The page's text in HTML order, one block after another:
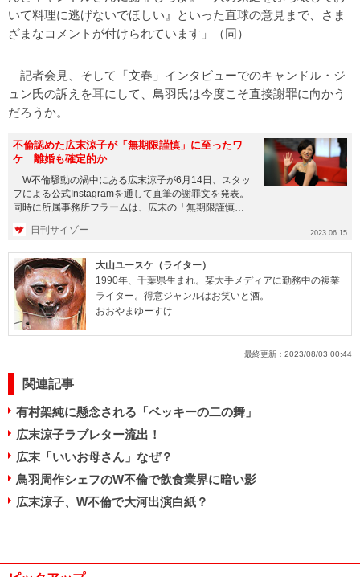
いて料理に逃げないでほしい』といった直球の意見まで、さま
ざまなコメントが付けられています」（同）
記者会見、そして「文春」インタビューでのキャンドル・ジ
ュン氏の訴えを耳にして、鳥羽氏は今度こそ直接謝罪に向かう
だろうか。
不倫認めた広末涼子が「無期限謹慎」に至ったワ
ケ 離婚も確定的か
W不倫騒動の渦中にある広末涼子が6月14日、スタッ
フによる公式Instagramを通して直筆の謝罪文を発表。
同時に所属事務所フラームは、広末の「無期限謹慎処
日刊サイゾー 2023.06.15
大山ユースケ（ライター）
1990年、千葉県生まれ。某大手メディアに勤務中の複業
ライター。得意ジャンルはお笑いと酒。
おおやまゆーすけ
最終更新： 2023/08/03 00:44
関連記事
有村架純に懸念される「ベッキーの二の舞」
広末涼子ラブレター流出！
広末「いいお母さん」なぜ？
鳥羽周作シェフのW不倫で飲食業界に暗い影
広末涼子、W不倫で大河出演白紙？